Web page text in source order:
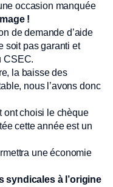
occasion manquée
!
de demande d’aide
soit pas garanti et
CSEC.
la baisse des
nous l’avons donc
ont choisi le chèque
cette année est un
une économie
syndicales à l’origine